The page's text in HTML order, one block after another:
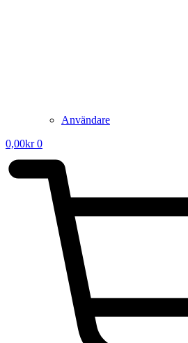
Användare
0,00kr 0